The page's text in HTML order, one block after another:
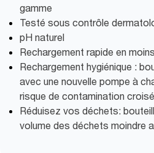
gamme
Testé sous contrôle
pH naturel
Rechargement rapide en
Rechargement hygiénique :
avec une nouvelle pompe à
risque de contamination
Réduisez vos déchets:
volume des déchets moindre